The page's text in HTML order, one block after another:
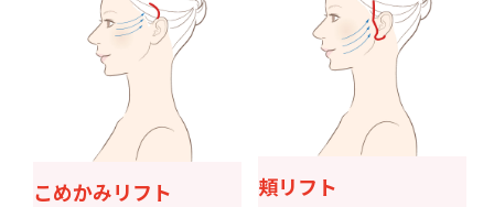
こめかみリフト 頬リフト